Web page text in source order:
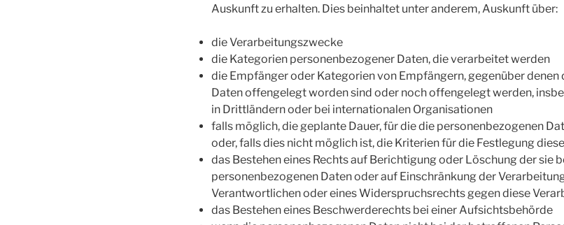
Auskunft zu erhalten. Dies beinhaltet unter anderem, Auskunft über:
die Verarbeitungszwecke
die Kategorien personenbezogener Daten, die verarbeitet werden
die Empfänger oder Kategorien von Empfängern, gegenüber denen
Daten offengelegt worden sind oder noch offengelegt werden,
in Drittländern oder bei internationalen Organisationen
falls möglich, die geplante Dauer, für die die personenbezogenen
oder, falls dies nicht möglich ist, die Kriterien für die Festlegung
das Bestehen eines Rechts auf Berichtigung oder Löschung der sie
personenbezogenen Daten oder auf Einschränkung der
Verantwortlichen oder eines Widerspruchsrechts gegen diese
das Bestehen eines Beschwerderechts bei einer Aufsichtsbehörde